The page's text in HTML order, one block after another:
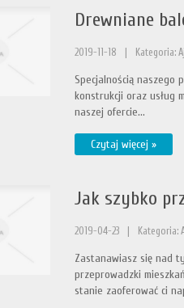
Drewniane
2019-11-18 Kategoria:
Specjalnością naszego
konstrukcji oraz usług
naszej ofercie...
Czytaj więcej »
Jak szybko
2019-04-23 Kategoria:
Zastanawiasz się nad
przeprowadzki
stanie zaoferować ci